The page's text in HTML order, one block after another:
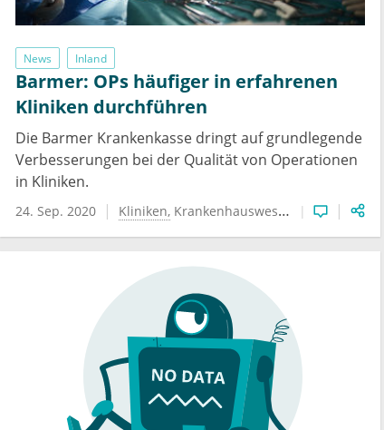
News Inland
Barmer: OPs häufiger in erfahrenen
Kliniken durchführen
Die Barmer Krankenkasse dringt auf grundlegende
Verbesserungen bei der Qualität von Operationen
in Kliniken.
24. Sep. 2020 Kliniken Krankenhauswesen Krankenkassen